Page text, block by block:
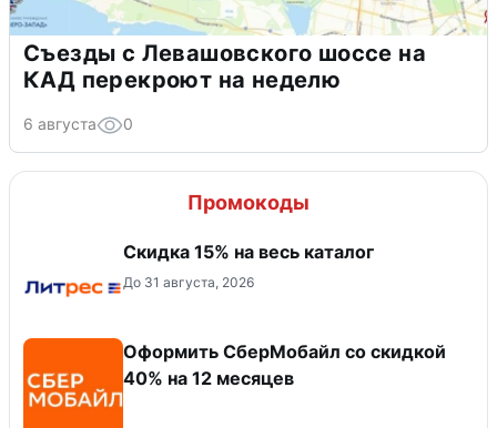
Съезды с Левашовского шоссе на
КАД перекроют на неделю
6 августа 0
Промокоды
Скидка 15% на весь каталог
До 31 августа, 2026
Оформить СберМобайл со скидкой
40% на 12 месяцев